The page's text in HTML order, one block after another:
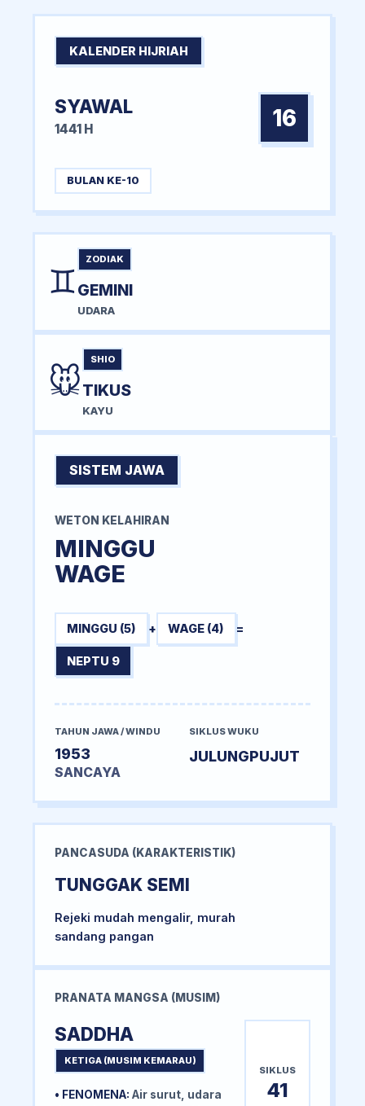
KALENDER HIJRIAH
SYAWAL
1441 H 16
BULAN KE-10
♊
ZODIAK
GEMINI
UDARA
🐭
SHIO
TIKUS
KAYU
SISTEM JAWA
WETON KELAHIRAN
MINGGU
WAGE
MINGGU (5) + WAGE (4) =
NEPTU 9
TAHUN JAWA / WINDU
1953
SANCAYA
SIKLUS WUKU
JULUNGPUJUT
PANCASUDA (KARAKTERISTIK)
TUNGGAK SEMI
Rejeki mudah mengalir, murah
sandang pangan
PRANATA MANGSA (MUSIM)
SADDHA
KETIGA (MUSIM KEMARAU)
• FENOMENA: Air surut, udara
SIKLUS
41